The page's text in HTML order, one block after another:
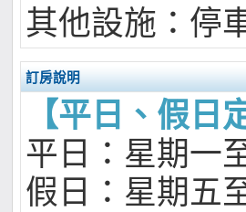
其他設施：停
訂房說明
【平日、假日
平日：星期一
假日：星期五